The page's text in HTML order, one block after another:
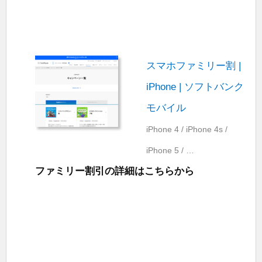
スマホファミリー割 |
iPhone | ソフトバンク
モバイル
iPhone 4 / iPhone 4s /
iPhone 5 / …
ファミリー割引の詳細はこちらから